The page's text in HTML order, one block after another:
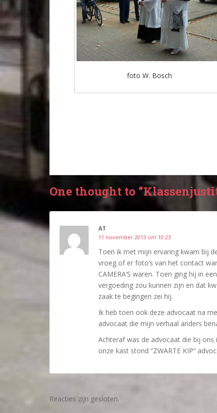
foto W. Bosch
One thought to
AT
11 november 2013 om 10:23
Toen ik met mijn ervaring kwam bij
vroeg of er foto’s van het contact
CAMERA’S waren. Toen ging hij in
vergoeding zou kunnen zijn en dat
zaak te begingen zei hij.
Ik heb toen ook deze advocaat na
advocaat die mijn verhaal anders
Achteraf was de advocaat die bij
onze kast stond “ZWARTE KIP”
Reacties zijn gesloten.